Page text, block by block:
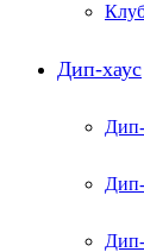
Дип-хаус
Дип-
Дип-